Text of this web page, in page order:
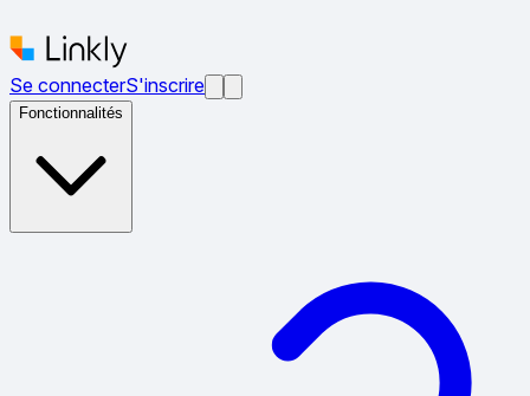
Se connecterS'inscrire
Fonctionnalités